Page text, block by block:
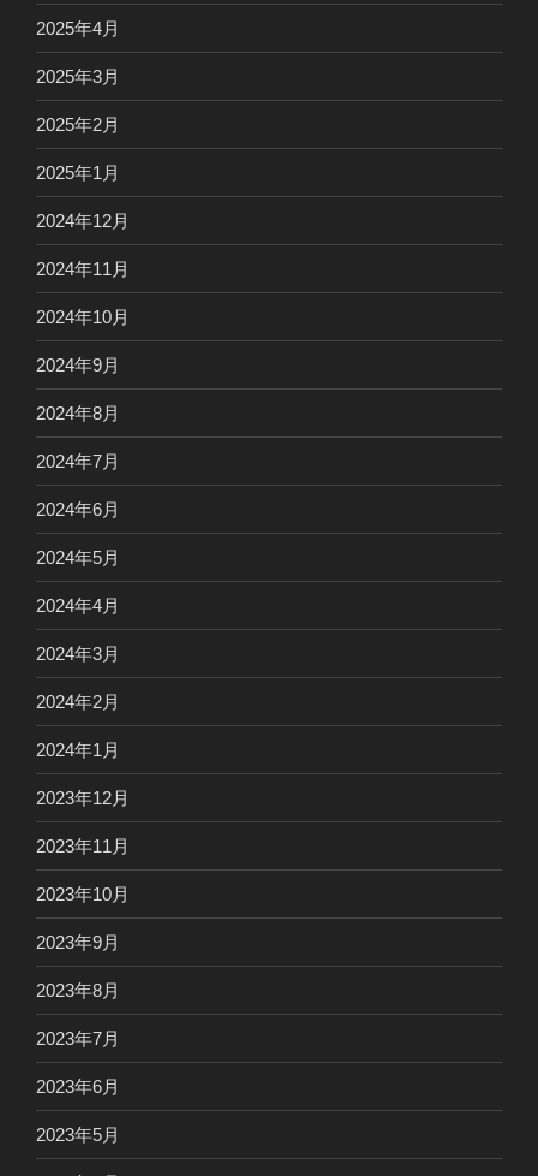
2025年4月
2025年3月
2025年2月
2025年1月
2024年12月
2024年11月
2024年10月
2024年9月
2024年8月
2024年7月
2024年6月
2024年5月
2024年4月
2024年3月
2024年2月
2024年1月
2023年12月
2023年11月
2023年10月
2023年9月
2023年8月
2023年7月
2023年6月
2023年5月